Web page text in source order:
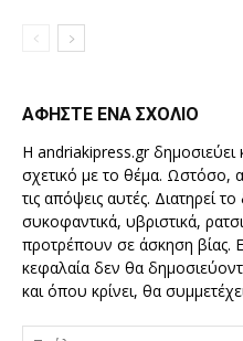
ΑΦΗΣΤΕ ΕΝΑ ΣΧΟΛΙΟ
Η andriakipress.gr δημοσιεύει
σχετικό με το θέμα. Ωστόσο,
τις απόψεις αυτές. Διατηρεί
συκοφαντικά, υβριστικά,
προτρέπουν σε άσκηση βίας.
κεφαλαία δεν θα
και όπου κρίνει, θα